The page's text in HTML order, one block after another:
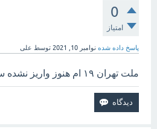
0
امتیاز
پاسخ داده شده نوامبر 10, 2021 توسط علی
ملت تهران ۱۹ ام هنوز واریز نشده سند هم نخورده!!!